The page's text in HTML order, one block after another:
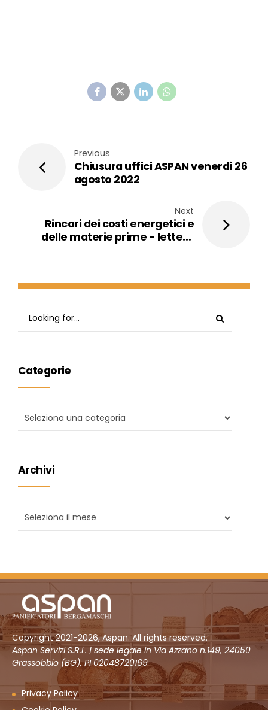
Previous
Chiusura uffici ASPAN venerdì 26
agosto 2022
Next
Rincari dei costi energetici e
delle materie prime - lettera
Categorie
Archivi
Copyright 2021-2026, Aspan. All rights reserved.
Aspan Servizi S.R.L. | sede legale in Via Azzano n.149, 24050
Grassobbio (BG), PI 02048720169
Privacy Policy